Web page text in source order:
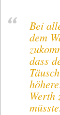
Bei
dem
dass
Werth
müsste.